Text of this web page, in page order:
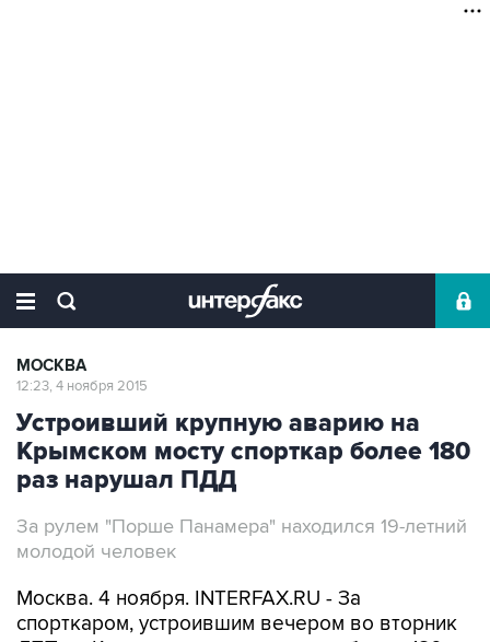
МОСКВА
12:23, 4 ноября 2015
Устроивший крупную аварию на
Крымском мосту спорткар более 180
раз нарушал ПДД
За рулем "Порше Панамера" находился 19-летний
молодой человек
Москва. 4 ноября. INTERFAX.RU - За
спорткаром, устроившим вечером во вторник